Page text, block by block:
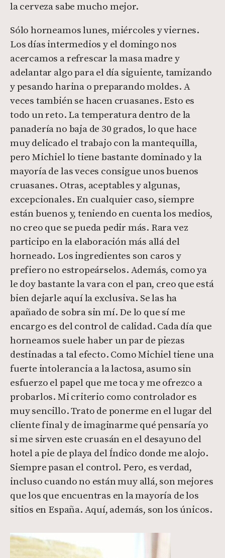
la cerveza sabe mucho mejor.
Sólo horneamos lunes, miércoles y viernes.
Los días intermedios y el domingo nos
acercamos a refrescar la masa madre y
adelantar algo para el día siguiente, tamizando
y pesando harina o preparando moldes. A
veces también se hacen cruasanes. Esto es
todo un reto. La temperatura dentro de la
panadería no baja de 30 grados, lo que hace
muy delicado el trabajo con la mantequilla,
pero Michiel lo tiene bastante dominado y la
mayoría de las veces consigue unos buenos
cruasanes. Otras, aceptables y algunas,
excepcionales. En cualquier caso, siempre
están buenos y, teniendo en cuenta los medios,
no creo que se pueda pedir más. Rara vez
participo en la elaboración más allá del
horneado. Los ingredientes son caros y
prefiero no estropeárselos. Además, como ya
le doy bastante la vara con el pan, creo que está
bien dejarle aquí la exclusiva. Se las ha
apañado de sobra sin mí. De lo que sí me
encargo es del control de calidad. Cada día que
horneamos suele haber un par de piezas
destinadas a tal efecto. Como Michiel tiene una
fuerte intolerancia a la lactosa, asumo sin
esfuerzo el papel que me toca y me ofrezco a
probarlos. Mi criterio como controlador es
muy sencillo. Trato de ponerme en el lugar del
cliente final y de imaginarme qué pensaría yo
si me sirven este cruasán en el desayuno del
hotel a pie de playa del Índico donde me alojo.
Siempre pasan el control. Pero, es verdad,
incluso cuando no están muy allá, son mejores
que los que encuentras en la mayoría de los
sitios en España. Aquí, además, son los únicos.